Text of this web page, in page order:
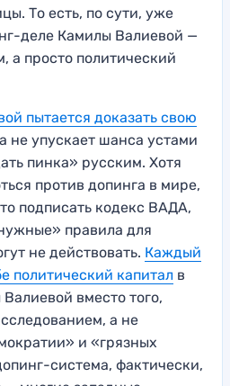
То есть, по сути, уже
деле Камилы Валиевой —
а просто политический
пытается доказать свою
не упускает шанса устами
пинка» русским. Хотя
против допинга в мире,
подписать кодекс ВАДА,
правила для
не действовать. Каждый
политический капитал в
вместо того,
а не
и «грязных
система, фактически,